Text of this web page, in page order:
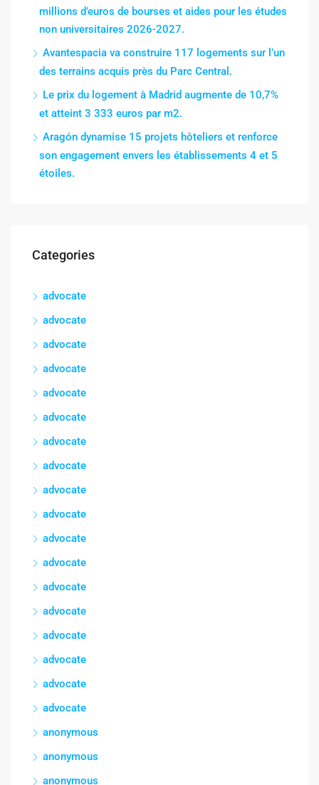
millions d’euros de bourses et aides pour les études
non universitaires 2026-2027.
Avantespacia va construire 117 logements sur l’un
des terrains acquis près du Parc Central.
Le prix du logement à Madrid augmente de 10,7%
et atteint 3 333 euros par m2.
Aragón dynamise 15 projets hôteliers et renforce
son engagement envers les établissements 4 et 5
étoiles.
Categories
advocate
advocate
advocate
advocate
advocate
advocate
advocate
advocate
advocate
advocate
advocate
advocate
advocate
advocate
advocate
advocate
advocate
advocate
anonymous
anonymous
anonymous